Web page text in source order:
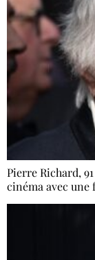
Pierre Richard,
cinéma avec une